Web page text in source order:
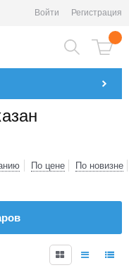
Войти Регистрация
По цене
По новизне